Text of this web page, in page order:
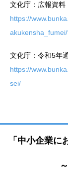
文化庁：広報資料
https://
文化庁：令和5年
https://
sei/
「中小企業